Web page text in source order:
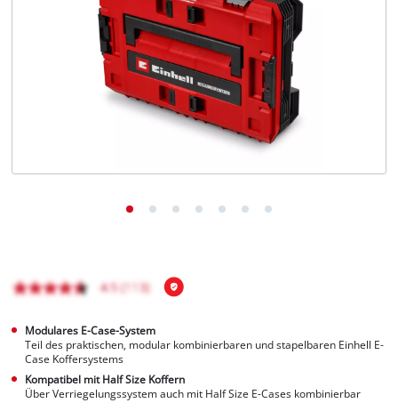
Modulares E-Case-System
Teil des praktischen, modular kombinierbaren und stapelbaren Einhell E-
Case Koffersystems
Kompatibel mit Half Size Koffern
Über Verriegelungssystem auch mit Half Size E-Cases kombinierbar